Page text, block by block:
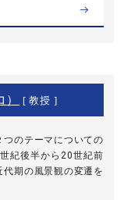
[ 教授 ]
つのテーマについての
紀後半から20世紀前
期の風景観の変遷を